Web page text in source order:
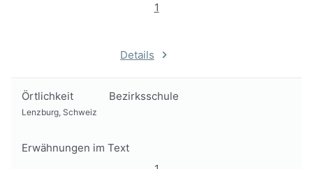
1
Details
Örtlichkeit Bezirksschule
Lenzburg, Schweiz
Erwähnungen im Text